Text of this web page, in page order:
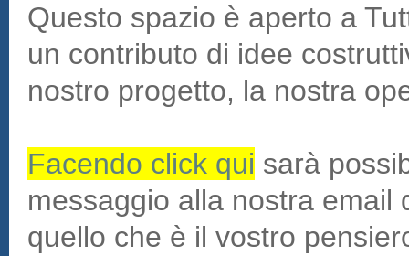
Questo spazio è aperto a
un contributo di idee
nostro progetto, la nostra
Facendo click qui sarà
messaggio alla nostra email
quello che è il vostro